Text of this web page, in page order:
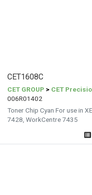
CET1608C
CET GROUP > CET
006R01402
Toner Chip Cyan For use in
7428, WorkCentre 7435